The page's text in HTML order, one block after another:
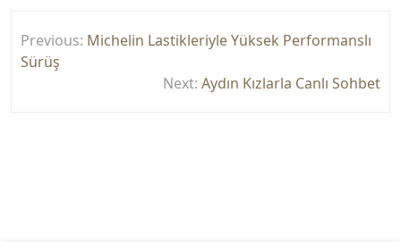
gezinmesi
Previous: Michelin Lastikleriyle Yüksek Performanslı
Sürüş
Next: Aydın Kızlarla Canlı Sohbet